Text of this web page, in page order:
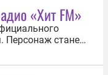
(дочернее
проект...
«Хит FM»
Персонаж станет
и участвовать в